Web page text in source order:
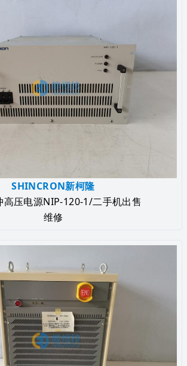
SHINCRON新柯隆
高压电源NIP-120-1/二手机出售
维修